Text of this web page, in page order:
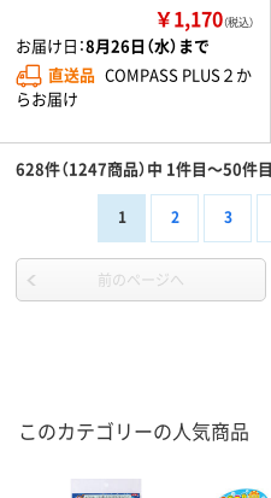
￥1,170（税込）
お届け日：8月26日（水）まで
直送品 COMPASS PLUS２か
らお届け
628件（1247商品）中 1件目～50件目
1 2 3
前のページへ
このカテゴリーの人気商品